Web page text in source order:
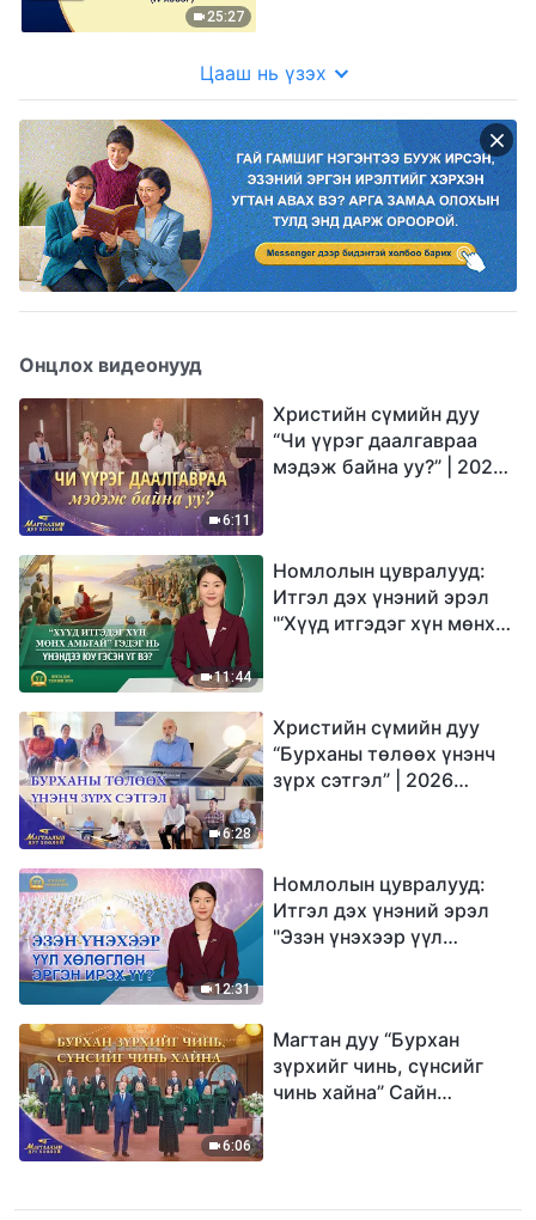
25:27
Цааш нь үзэх
Онцлох видеонууд
6:11
Христийн сүмийн дуу
“Чи үүрэг даалгавраа
мэдэж байна уу?” | 2026
11:44
Номлолын цувралууд:
Итгэл дэх үнэний эрэл
"‘Хүүд итгэдэг хүн мөнх
6:28
Христийн сүмийн дуу
“Бурханы төлөөх үнэнч
зүрх сэтгэл” | 2026
12:31
Номлолын цувралууд:
Итгэл дэх үнэний эрэл
"Эзэн үнэхээр үүл
6:06
Магтан дуу “Бурхан
зүрхийг чинь, сүнсийг
чинь хайна” Сайн